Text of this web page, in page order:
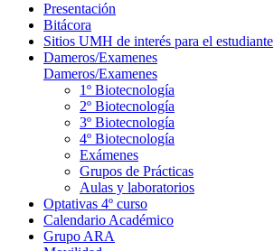
Presentación
Bitácora
Sitios UMH de interés para el estudiante
Dameros/Examenes
Dameros/Examenes
1º Biotecnología
2º Biotecnología
3º Biotecnología
4º Biotecnología
Exámenes
Grupos de Prácticas
Aulas y laboratorios
Optativas 4º curso
Calendario Académico
Grupo ARA